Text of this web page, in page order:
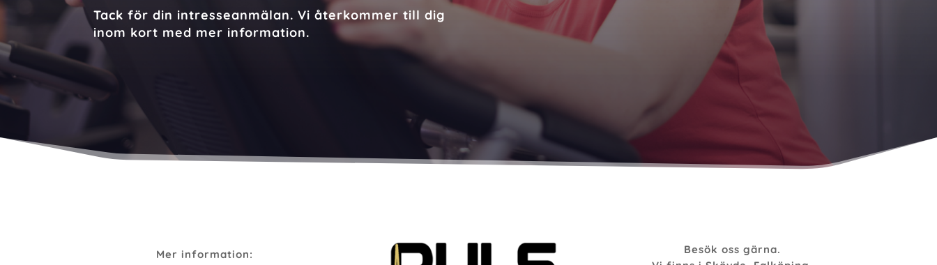
Tack för din intresseanmälan. Vi återkommer till dig
inom kort med mer information.
Mer information:
Besök oss gärna.